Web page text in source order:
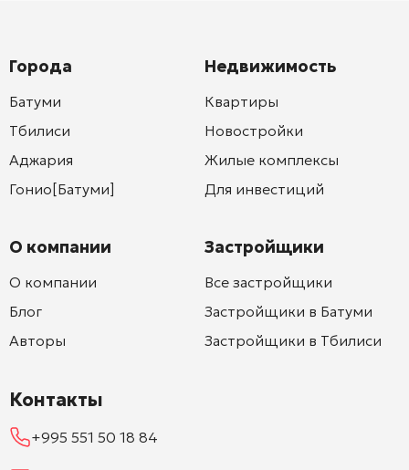
Города
Батуми
Тбилиси
Аджария
Гонио[Батуми]
О компании
О компании
Блог
Авторы
Недвижимость
Квартиры
Новостройки
Жилые комплексы
Для инвестиций
Застройщики
Все застройщики
Застройщики в Батуми
Застройщики в Тбилиси
Контакты
+995 551 50 18 84